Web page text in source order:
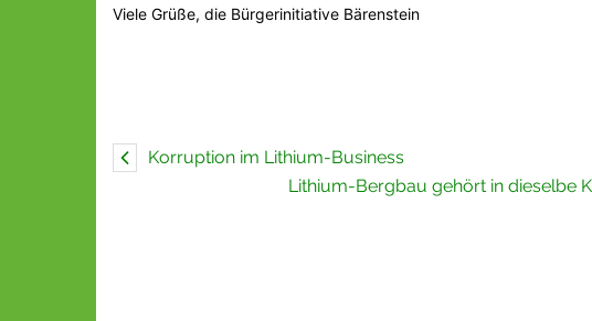
Viele Grüße, die Bürgerinitiative Bärenstein
Korruption im Lithium-Business
Lithium-Bergbau gehört in dieselbe